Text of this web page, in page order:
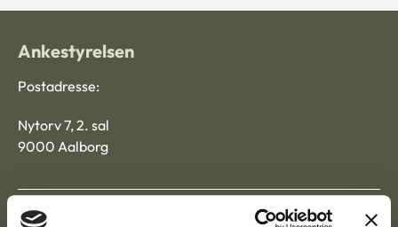
Ankestyrelsen
Postadresse:
Nytorv 7, 2. sal
9000 Aalborg
Ankestyrelsen Aalborg